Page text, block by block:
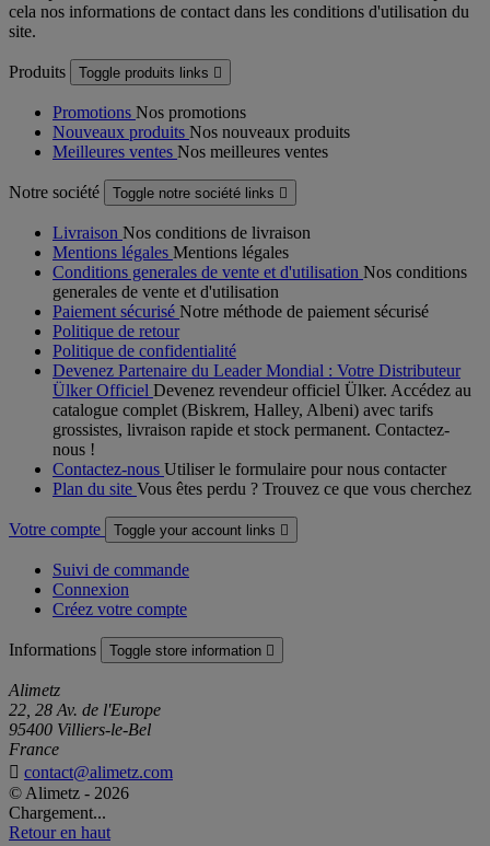
cela nos informations de contact dans les conditions d'utilisation du
site.
Produits Toggle produits links 
Promotions Nos promotions
Nouveaux produits Nos nouveaux produits
Meilleures ventes Nos meilleures ventes
Notre société Toggle notre société links 
Livraison Nos conditions de livraison
Mentions légales Mentions légales
Conditions generales de vente et d'utilisation Nos conditions
generales de vente et d'utilisation
Paiement sécurisé Notre méthode de paiement sécurisé
Politique de retour
Politique de confidentialité
Devenez Partenaire du Leader Mondial : Votre Distributeur
Ülker Officiel Devenez revendeur officiel Ülker. Accédez au
catalogue complet (Biskrem, Halley, Albeni) avec tarifs
grossistes, livraison rapide et stock permanent. Contactez-
nous !
Contactez-nous Utiliser le formulaire pour nous contacter
Plan du site Vous êtes perdu ? Trouvez ce que vous cherchez
Votre compte Toggle your account links 
Suivi de commande
Connexion
Créez votre compte
Informations Toggle store information 
Alimetz
22, 28 Av. de l'Europe
95400 Villiers-le-Bel
France
 contact@alimetz.com
© Alimetz - 2026
Chargement...
Retour en haut